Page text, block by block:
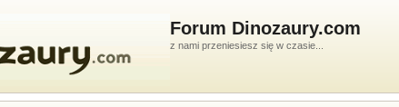
Forum Dinozaury.com
z nami przeniesiesz się w czasie...